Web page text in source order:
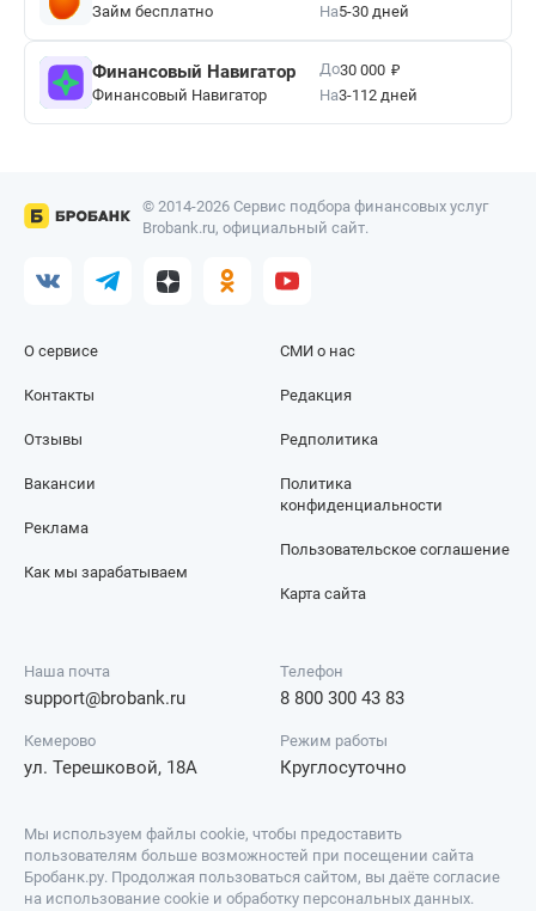
Займ бесплатно На5-30 дней
Финансовый Навигатор
Финансовый Навигатор
До30 000 ₽
На3-112 дней
© 2014-2026 Сервис подбора финансовых услуг
Brobank.ru, официальный сайт.
О сервисе
Контакты
Отзывы
СМИ о нас
Редакция
Редполитика
Вакансии
Реклама
Как мы зарабатываем
Политика
конфиденциальности
Пользовательское соглашение
Карта сайта
Наша почта
support@brobank.ru
Телефон
8 800 300 43 83
Кемерово
ул. Терешковой, 18А
Режим работы
Круглосуточно
Мы используем файлы cookie, чтобы предоставить
пользователям больше возможностей при посещении сайта
Бробанк.ру. Продолжая пользоваться сайтом, вы даёте согласие
на использование cookie и обработку персональных данных.